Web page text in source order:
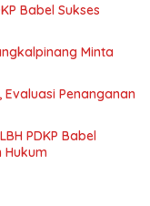
Babel Sukses
Minta
Evaluasi Penanganan